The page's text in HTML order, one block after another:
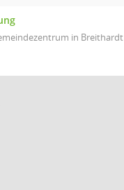
in Breithardt